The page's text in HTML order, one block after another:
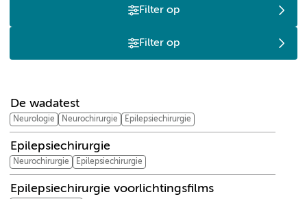
Filter op
Filter op
De wadatest
Neurologie Neurochirurgie Epilepsiechirurgie
Epilepsiechirurgie
Neurochirurgie Epilepsiechirurgie
Epilepsiechirurgie voorlichtingsfilms